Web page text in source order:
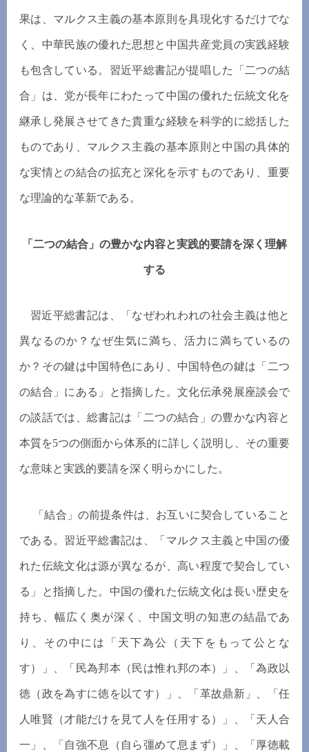
果は、マルクス主義の基本原則を具現化するだけでな
く、中華民族の優れた思想と中国共産党員の実践経験
も包含している。習近平総書記が提唱した「二つの結
合」は、党が長年にわたって中国の優れた伝統文化を
継承し発展させてきた貴重な経験を科学的に総括した
ものであり、マルクス主義の基本原則と中国の具体的
な実情との結合の拡充と深化を示すものであり、重要
な理論的な革新である。
「二つの結合」の豊かな内容と実践的要請を深く理解
する
習近平総書記は、「なぜわれわれの社会主義は他と
異なるのか？なぜ生気に満ち、活力に満ちているの
か？その鍵は中国特色にあり、中国特色の鍵は「二つ
の結合」にある」と指摘した。文化伝承発展座談会で
の談話では、総書記は「二つの結合」の豊かな内容と
本質を5つの側面から体系的に詳しく説明し、その重要
な意味と実践的要請を深く明らかにした。
「結合」の前提条件は、お互いに契合していること
である。習近平総書記は、「マルクス主義と中国の優
れた伝統文化は源が異なるが、高い程度で契合してい
る」と指摘した。中国の優れた伝統文化は長い歴史を
持ち、幅広く奥が深く、中国文明の知恵の結晶であ
り、その中には「天下為公（天下をもって公とな
す）」、「民為邦本（民は惟れ邦の本）」、「為政以
徳（政を為すに徳を以てす）」、「革故鼎新」、「任
人唯賢（才能だけを見て人を任用する）」、「天人合
一」、「自強不息（自ら彊めて息まず）」、「厚徳載